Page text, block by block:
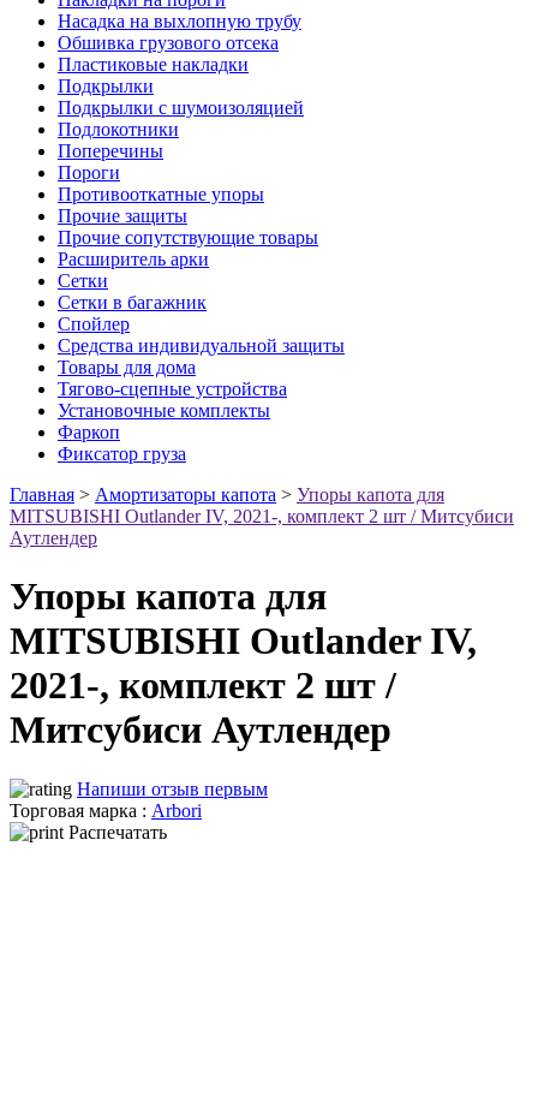
Насадка на выхлопную трубу
Обшивка грузового отсека
Пластиковые накладки
Подкрылки
Подкрылки с шумоизоляцией
Подлокотники
Поперечины
Пороги
Противооткатные упоры
Прочие защиты
Прочие сопутствующие товары
Расширитель арки
Сетки
Сетки в багажник
Спойлер
Средства индивидуальной защиты
Товары для дома
Тягово-сцепные устройства
Установочные комплекты
Фаркоп
Фиксатор груза
Главная > Амортизаторы капота > Упоры капота для
MITSUBISHI Outlander IV, 2021-, комплект 2 шт / Митсубиси
Аутлендер
Упоры капота для
MITSUBISHI Outlander IV,
2021-, комплект 2 шт /
Митсубиси Аутлендер
Напиши отзыв первым
Торговая марка : Arbori
Распечатать